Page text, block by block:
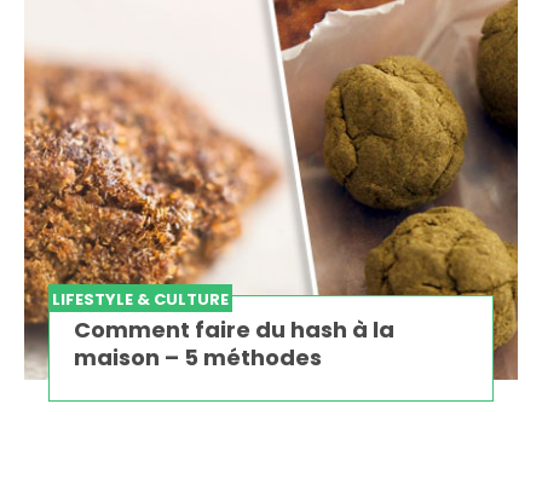
LIFESTYLE & CULTURE
Comment faire du hash à la
maison – 5 méthodes